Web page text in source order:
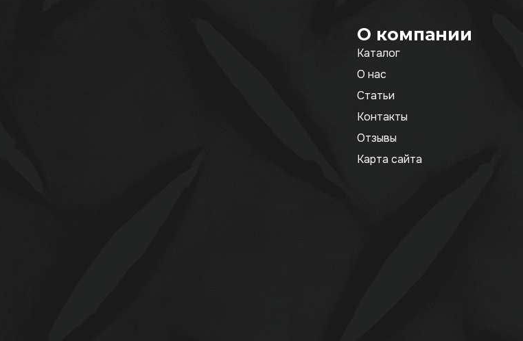
О компании
Каталог
О нас
Статьи
Контакты
Отзывы
Карта сайта